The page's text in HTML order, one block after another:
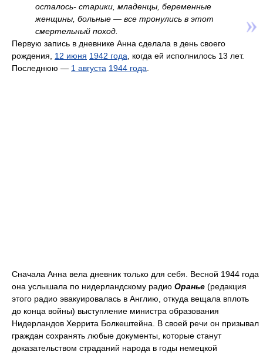
осталось- старики, младенцы, беременные
женщины, больные — все тронулись в этот
смертельный поход.
Первую запись в дневнике Анна сделала в день своего
рождения, 12 июня 1942 года, когда ей исполнилось 13 лет.
Последнюю — 1 августа 1944 года.
Сначала Анна вела дневник только для себя. Весной 1944 года
она услышала по нидерландскому радио Оранье (редакция
этого радио эвакуировалась в Англию, откуда вещала вплоть
до конца войны) выступление министра образования
Нидерландов Херрита Болкештейна. В своей речи он призывал
граждан сохранять любые документы, которые станут
доказательством страданий народа в годы немецкой